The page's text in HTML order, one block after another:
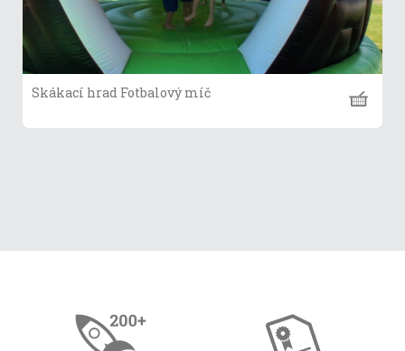
Skákací hrad Fotbalový míč